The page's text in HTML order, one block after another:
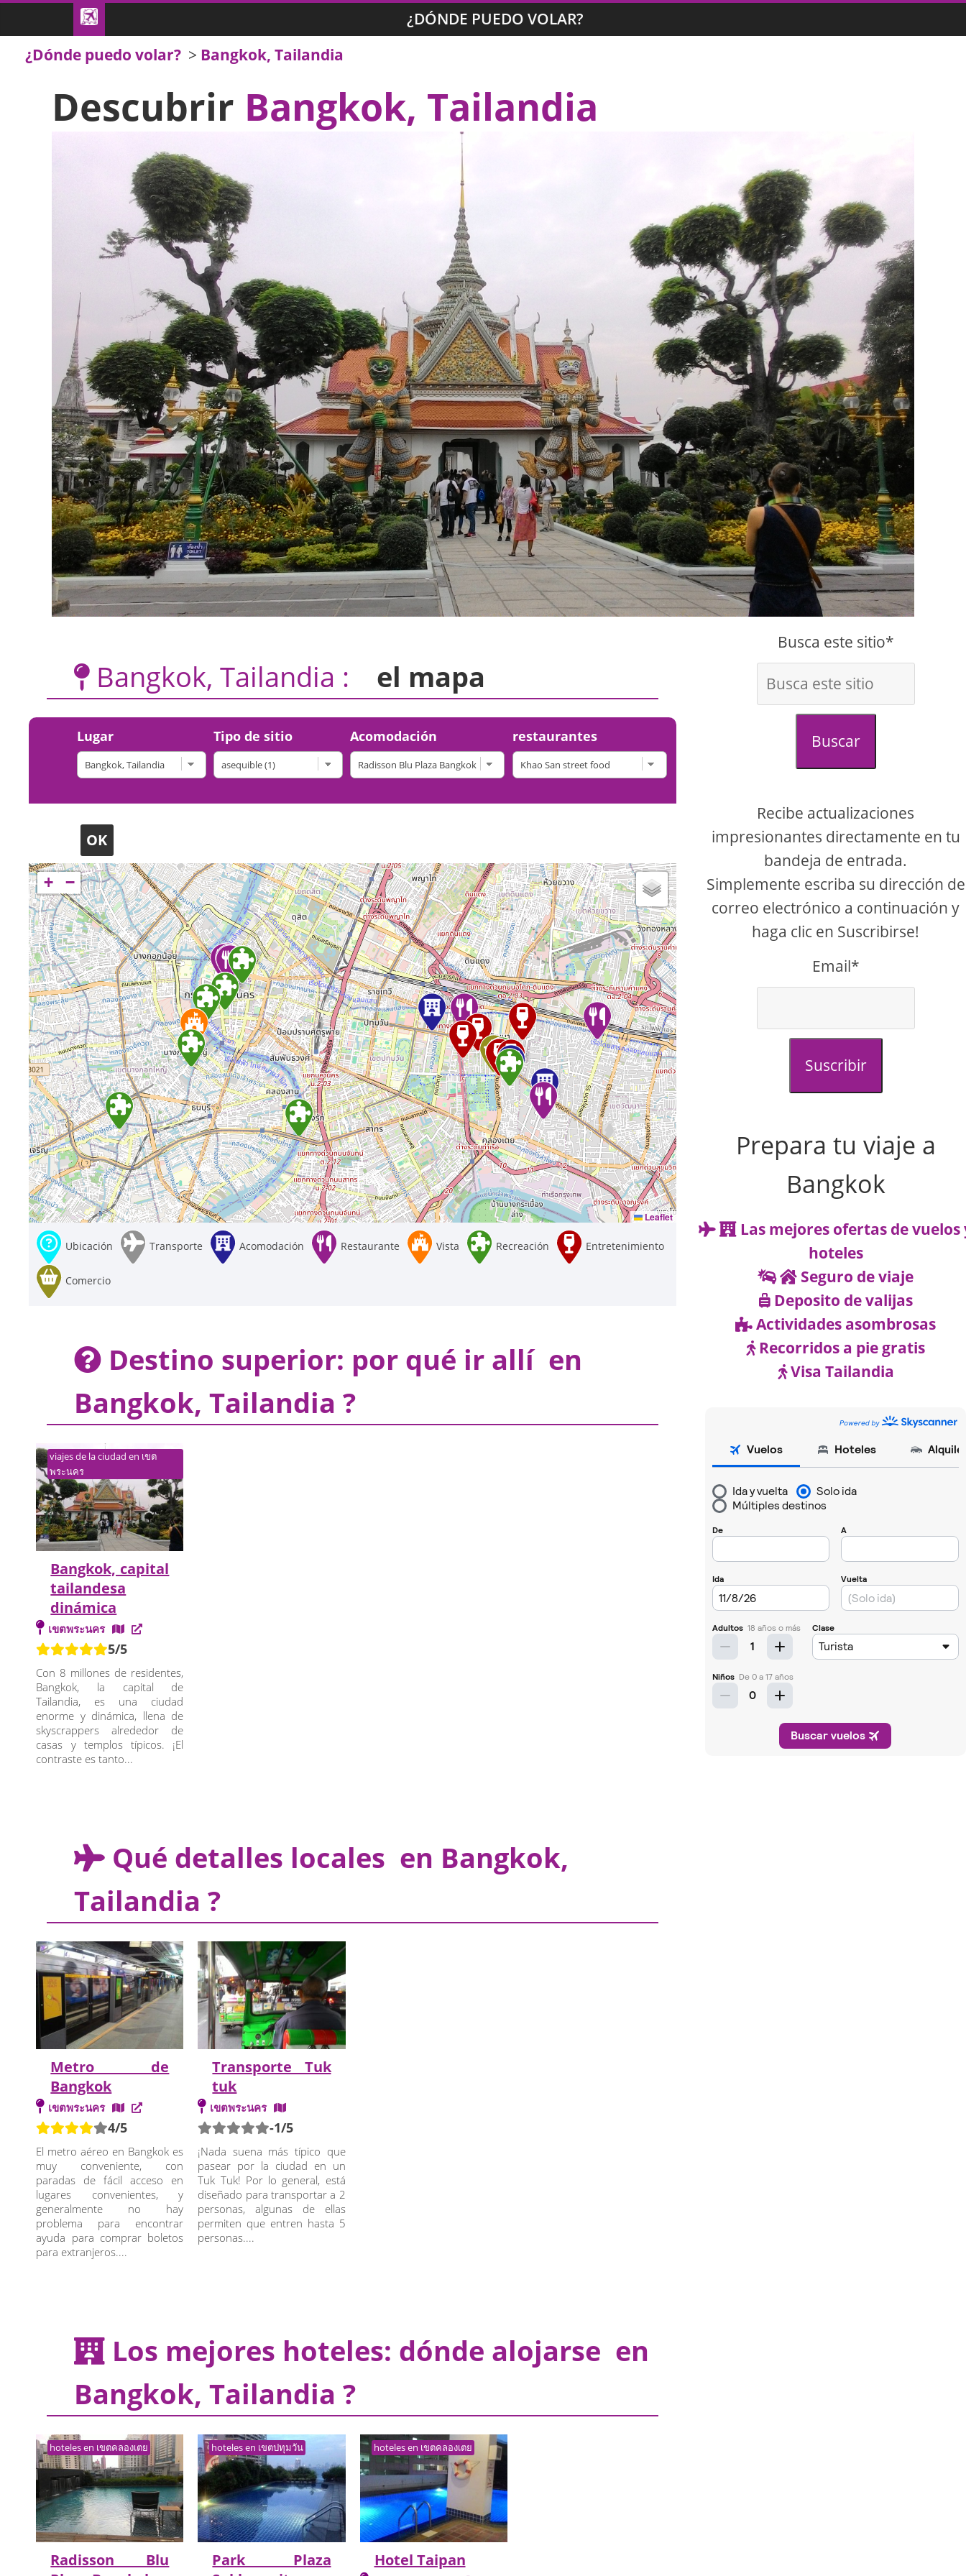
¿DÓNDE PUEDO VOLAR?
¿Dónde puedo volar? > Bangkok, Tailandia
Descubrir Bangkok, Tailandia
Bangkok, Tailandia : el mapa
Lugar Tipo de sitio Acomodación restaurantes
+ −
Leaflet
Ubicación Transporte Acomodación Restaurante Vista Recreación Entretenimiento
Comercio
Destino superior: por qué ir allí en
Bangkok, Tailandia ?
viajes de la ciudad en เขต
พระนคร
Bangkok, capital
tailandesa
dinámica
เขตพระนคร
5/5
Con 8 millones de residentes,
Bangkok, la capital de
Tailandia, es una ciudad
enorme y dinámica, llena de
skyscrappers alrededor de
casas y templos típicos. ¡El
contraste es tanto...
Qué detalles locales en Bangkok,
Tailandia ?
Metro de
Bangkok
เขตพระนคร
4/5
El metro aéreo en Bangkok es
muy conveniente, con
paradas de fácil acceso en
lugares convenientes, y
generalmente no hay
problema para encontrar
ayuda para comprar boletos
para extranjeros....
Transporte Tuk
tuk
เขตพระนคร
-1/5
¡Nada suena más típico que
pasear por la ciudad en un
Tuk Tuk! Por lo general, está
diseñado para transportar a 2
personas, algunas de ellas
permiten que entren hasta 5
personas....
Los mejores hoteles: dónde alojarse en
Bangkok, Tailandia ?
hoteles en เขตคลองเตย
Radisson Blu
hoteles en เขตปทุมวัน
Park Plaza
hoteles en เขตคลองเตย
Hotel Taipan
Busca este sitio*
Buscar
Recibe actualizaciones
impresionantes directamente en tu
bandeja de entrada.
Simplemente escriba su dirección de
correo electrónico a continuación y
haga clic en Suscribirse!
Email*
Suscribir
Prepara tu viaje a
Bangkok
Las mejores ofertas de vuelos
hoteles
Seguro de viaje
Deposito de valijas
Actividades asombrosas
Recorridos a pie gratis
Visa Tailandia